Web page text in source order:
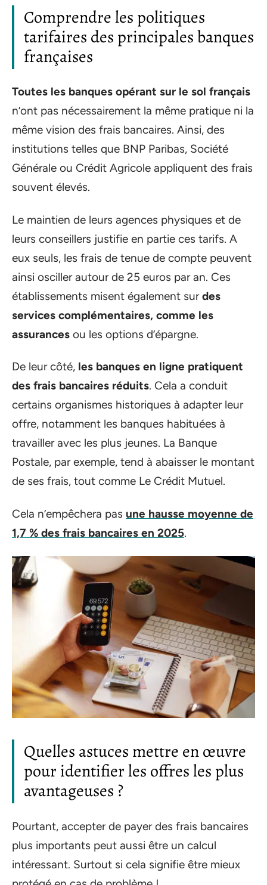
Comprendre les politiques
tarifaires des principales banques
françaises
Toutes les banques opérant sur le sol français
n’ont pas nécessairement la même pratique ni la
même vision des frais bancaires. Ainsi, des
institutions telles que BNP Paribas, Société
Générale ou Crédit Agricole appliquent des frais
souvent élevés.
Le maintien de leurs agences physiques et de
leurs conseillers justifie en partie ces tarifs. A
eux seuls, les frais de tenue de compte peuvent
ainsi osciller autour de 25 euros par an. Ces
établissements misent également surdes
services complémentaires, comme les
assurances ou les options d’épargne.
De leur côté, les banques en ligne pratiquent
des frais bancaires réduits. Cela a conduit
certains organismes historiques à adapter leur
offre, notamment les banques habituées à
travailler avec les plus jeunes. La Banque
Postale, par exemple, tend à abaisser le montant
de ses frais, tout comme Le Crédit Mutuel.
Cela n’empêchera pas une hausse moyenne de
1,7 % des frais bancaires en 2025.
Quelles astuces mettre en œuvre
pour identifier les offres les plus
avantageuses ?
Pourtant, accepter de payer des frais bancaires
plus importants peut aussi être un calcul
intéressant. Surtout si cela signifie être mieux